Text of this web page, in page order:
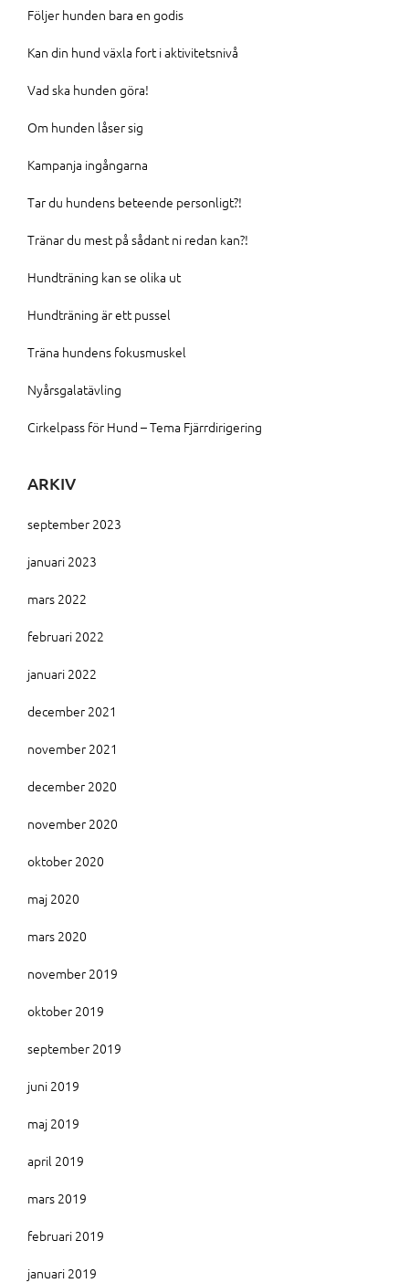
Följer hunden bara en godis
Kan din hund växla fort i aktivitetsnivå
Vad ska hunden göra!
Om hunden låser sig
Kampanja ingångarna
Tar du hundens beteende personligt?!
Tränar du mest på sådant ni redan kan?!
Hundträning kan se olika ut
Hundträning är ett pussel
Träna hundens fokusmuskel
Nyårsgalatävling
Cirkelpass för Hund – Tema Fjärrdirigering
ARKIV
september 2023
januari 2023
mars 2022
februari 2022
januari 2022
december 2021
november 2021
december 2020
november 2020
oktober 2020
maj 2020
mars 2020
november 2019
oktober 2019
september 2019
juni 2019
maj 2019
april 2019
mars 2019
februari 2019
januari 2019